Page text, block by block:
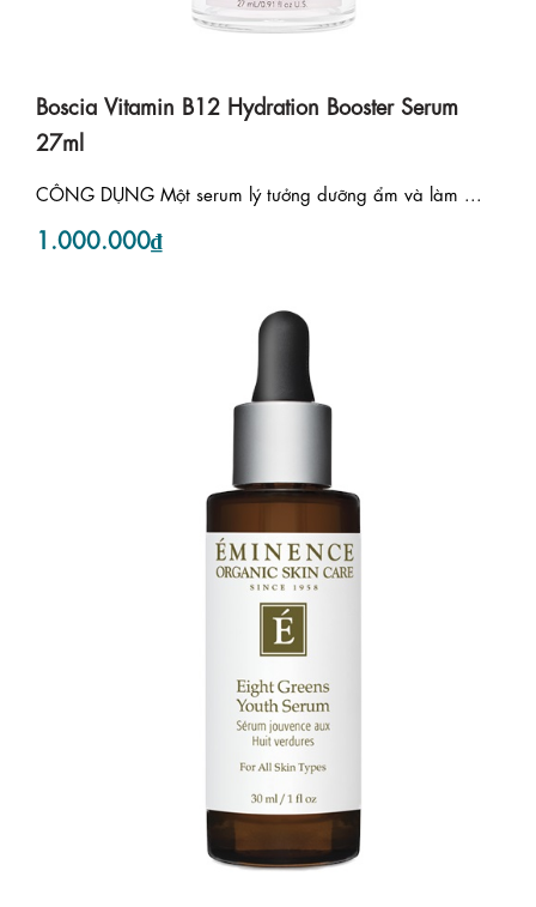
Boscia Vitamin B12 Hydration Booster Serum
27ml
CÔNG DỤNG Một serum lý tưởng dưỡng ẩm và làm ...
1.000.000₫